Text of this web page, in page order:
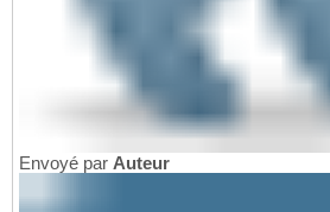
Envoyé par Auteur